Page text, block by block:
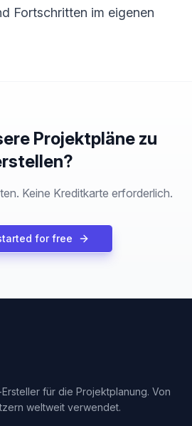
Fortschritten im eigenen
Projektpläne zu
Keine Kreditkarte erforderlich.
for free
für die Projektplanung. Von
weltweit verwendet.